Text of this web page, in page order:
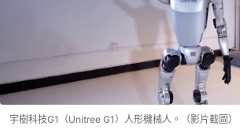
宇樹科技G1（Unitree G1）人形機械人。（影片截圖）